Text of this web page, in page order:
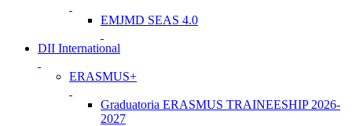
EMJMD SEAS 4.0
DII International
ERASMUS+
Graduatoria ERASMUS TRAINEESHIP 2026-
2027